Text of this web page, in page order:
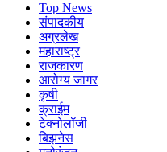
Top News
संपादकीय
अग्रलेख
महाराष्ट्र
राजकारण
आरोग्य जागर
कृषी
क्राईम
टेक्नोलॉजी
बिझनेस